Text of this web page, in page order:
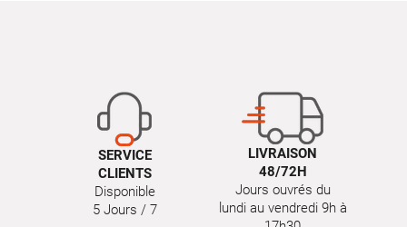
SERVICE
CLIENTS
Disponible
5 Jours / 7
LIVRAISON
48/72H
Jours ouvrés du
lundi au vendredi 9h à